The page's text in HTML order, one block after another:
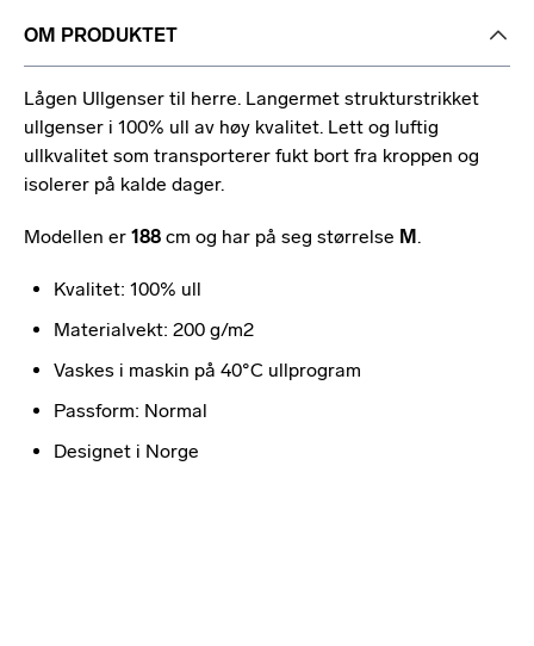
OM PRODUKTET
Lågen Ullgenser til herre. Langermet strukturstrikket
ullgenser i 100% ull av høy kvalitet. Lett og luftig
ullkvalitet som transporterer fukt bort fra kroppen og
isolerer på kalde dager.
Modellen er 188 cm og har på seg størrelse M.
Kvalitet: 100% ull
Materialvekt: 200 g/m2
Vaskes i maskin på 40°C ullprogram
Passform: Normal
Designet i Norge